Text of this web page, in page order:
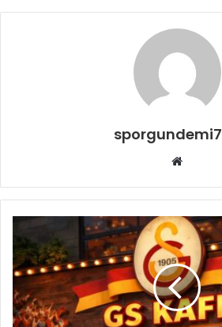
Web